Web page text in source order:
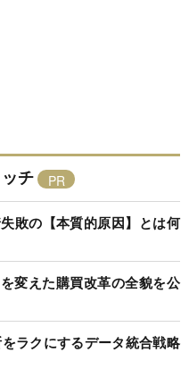
チ
敗の【本質的原因】とは何
変えた購買改革の全貌を公
ラクにするデータ統合戦略